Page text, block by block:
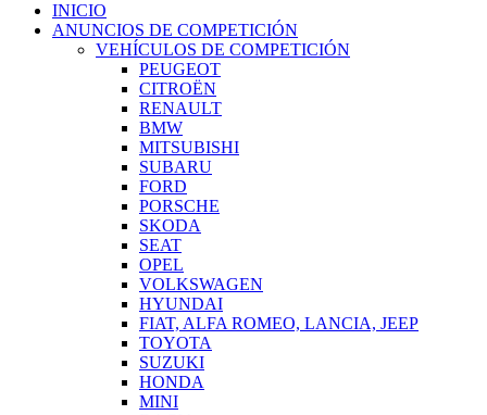
INICIO
ANUNCIOS DE COMPETICIÓN
VEHÍCULOS DE COMPETICIÓN
PEUGEOT
CITROËN
RENAULT
BMW
MITSUBISHI
SUBARU
FORD
PORSCHE
SKODA
SEAT
OPEL
VOLKSWAGEN
HYUNDAI
FIAT, ALFA ROMEO, LANCIA, JEEP
TOYOTA
SUZUKI
HONDA
MINI